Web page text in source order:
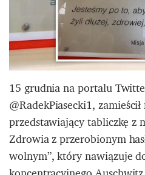
15 grudnia na portalu
@RadekPiasecki1,
przedstawiający tabliczkę z
Zdrowia z przerobionym
wolnym”, który nawiązuje